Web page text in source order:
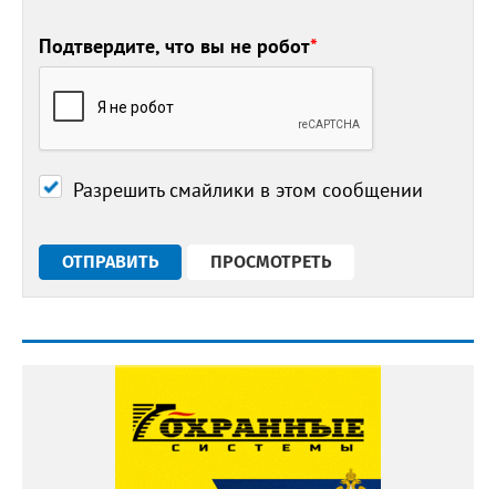
Подтвердите, что вы не робот*
Разрешить смайлики в этом сообщении